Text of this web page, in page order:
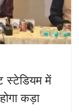
स्टेडियम में
कड़ा